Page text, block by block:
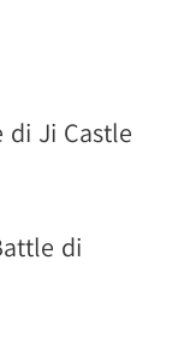
di Ji Castle
di